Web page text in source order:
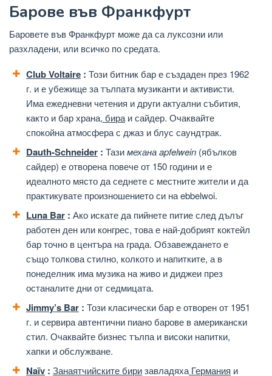
Барове във Франкфурт
Баровете във Франкфурт може да са луксозни или
разхладени, или всичко по средата.
Club Voltaire : Този битник бар е създаден през 1962
г. и е убежище за тълпата музиканти и активисти.
Има ежедневни четения и други актуални събития,
както и бар храна, бира и сайдер. Очаквайте
спокойна атмосфера с джаз и блус саундтрак.
Dauth-Schneider : Тазимехана apfelwein (ябълков
сайдер) е отворена повече от 150 години и е
идеалното място да седнете с местните жители и да
практикувате произношението си на ebbelwoi.
Luna Bar : Ако искате да пийнете питие след дълъг
работен ден или конгрес, това е най-добрият коктейл
бар точно в центъра на града. Обзавеждането е
също толкова стилно, колкото и напитките, а в
понеделник има музика на живо и диджеи през
останалите дни от седмицата.
Jimmy’s Bar : Този класически бар е отворен от 1951
г. и сервира автентични пиано барове в американски
стил. Очаквайте бизнес тълпа и високи напитки,
хапки и обслужване.
Naïv : Занаятчийските биризавладяха Германия и